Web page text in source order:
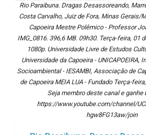
Rio Paraibuna. Dragas Desassoreando,
Costa Carvalho, Juiz de Fora, Minas Gerais/
Capoeira Mestre Polêmico - Professor
IMG_0816. 396,6 MB. 09h30. Terça-feira, 01
1080p. Universidade Livre de Estudos
Universidade da Capoeira - UNICAPOEIRA,
Socioambiental - IESAMBI, Associação de
de Capoeira MEIA LUA - Fundado Terça-
Seja membro deste canal e ganhe
https://www.youtube.com/channel/
hgw8FG13aw/join